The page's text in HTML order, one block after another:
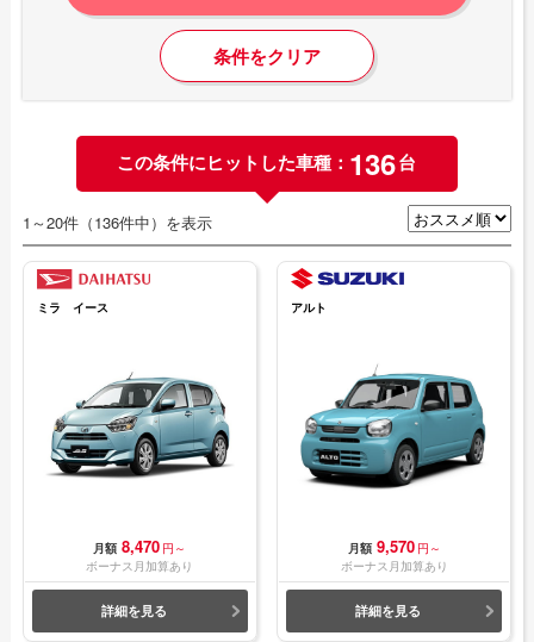
条件をクリア
この条件にヒットした車種： 136台
1～20件（136件中）を表示
ミラ イース
月額 8,470 円～
ボーナス月加算あり
詳細を見る
アルト
月額 9,570 円～
ボーナス月加算あり
詳細を見る